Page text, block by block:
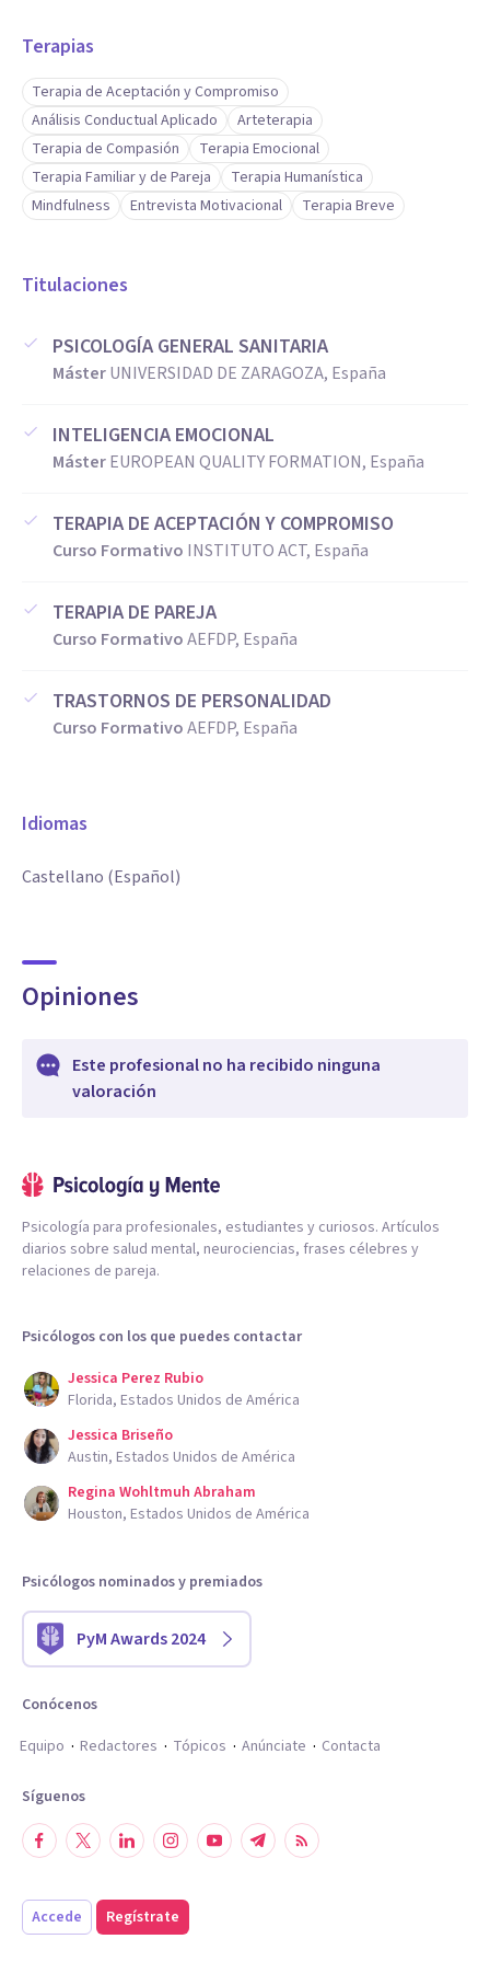
Terapias
Terapia de Aceptación y Compromiso
Análisis Conductual Aplicado
Arteterapia
Terapia de Compasión
Terapia Emocional
Terapia Familiar y de Pareja
Terapia Humanística
Mindfulness
Entrevista Motivacional Terapia Breve
Titulaciones
PSICOLOGÍA GENERAL SANITARIA
MásterUNIVERSIDAD DE ZARAGOZA, España
INTELIGENCIA EMOCIONAL
MásterEUROPEAN QUALITY FORMATION, España
TERAPIA DE ACEPTACIÓN Y COMPROMISO
Curso Formativo INSTITUTO ACT, España
TERAPIA DE PAREJA
Curso FormativoAEFDP, España
TRASTORNOS DE PERSONALIDAD
Curso FormativoAEFDP, España
Idiomas
Castellano (Español)
Opiniones
Este profesional no ha recibido ninguna
valoración
Psicología para profesionales, estudiantes y curiosos. Artículos
diarios sobre salud mental, neurociencias, frases célebres y
relaciones de pareja.
Psicólogos con los que puedes contactar
Jessica Perez Rubio
Florida, Estados Unidos de América
Jessica Briseño
Austin, Estados Unidos de América
Regina Wohltmuh Abraham
Houston, Estados Unidos de América
Psicólogos nominados y premiados
PyM Awards 2024
Conócenos
Equipo
Redactores Tópicos Anúnciate Contacta
Síguenos
Accede Regístrate